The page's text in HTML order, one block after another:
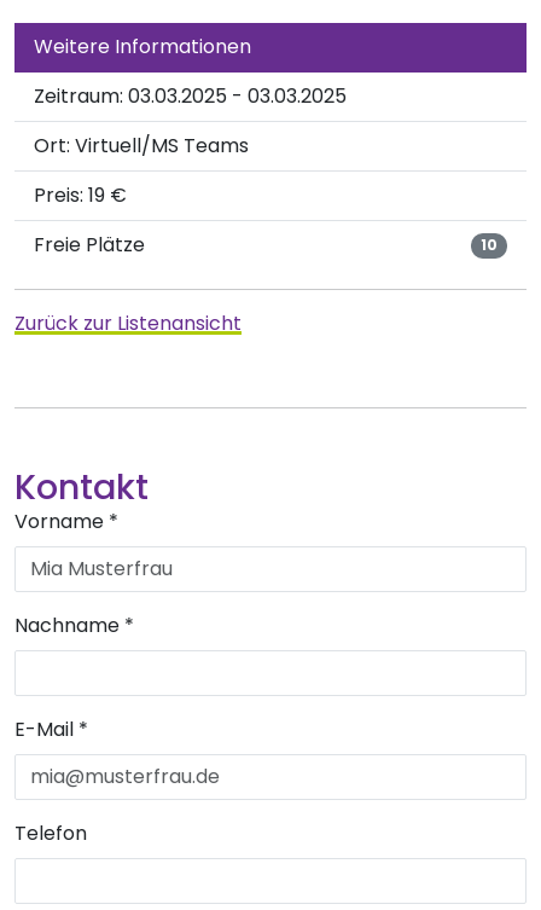
Weitere Informationen
Zeitraum: 03.03.2025 - 03.03.2025
Ort: Virtuell/MS Teams
Preis: 19 €
Freie Plätze
10
Zurück zur Listenansicht
Kontakt
Vorname *
Nachname *
E-Mail *
Telefon